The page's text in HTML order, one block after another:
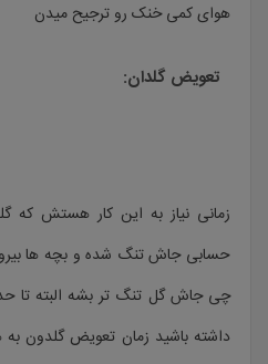
هوای کمی خنک رو ترجیح میدن
تعویض گلدان:
زمانی نیاز به این کار هستش که
حسابی جاش تنگ شده و بچه ها
چی جاش گل تنگ تر بشه البته
داشته باشید زمان تعویض گلدون